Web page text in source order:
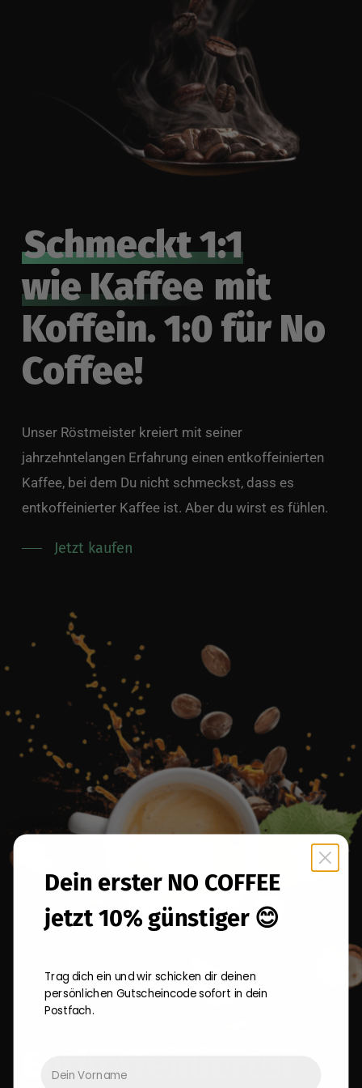
Schmeckt 1:1
wie Kaffee mit
Koffein. 1:0 für No
Coffee!
Unser Röstmeister kreiert mit seiner
jahrzehntelangen Erfahrung einen entkoffeinierten
Kaffee, bei dem Du nicht schmeckst, dass es
entkoffeinierter Kaffee ist. Aber du wirst es fühlen.
Jetzt kaufen
Entkoffeinierter
Dein erster NO COFFEE
jetzt 10% günstiger 😊
Trag dich ein und wir schicken dir deinen
persönlichen Gutscheincode sofort in dein
Postfach.